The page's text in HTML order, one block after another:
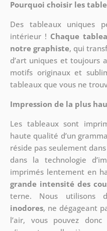
Pourquoi choisir les
Des tableaux uniques
intérieur ! Chaque
notre graphiste, qui
d’art uniques et toujours
motifs originaux et
tableaux que vous ne
Impression de la plus
Les tableaux sont
haute qualité d’un
réside pas seulement
dans la technologie
imprimés lentement en
grande intensité des
terne. Nous utilisons
inodores, ne dégageant
l’air, vous pouvez